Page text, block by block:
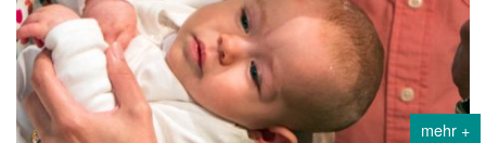
mehr +